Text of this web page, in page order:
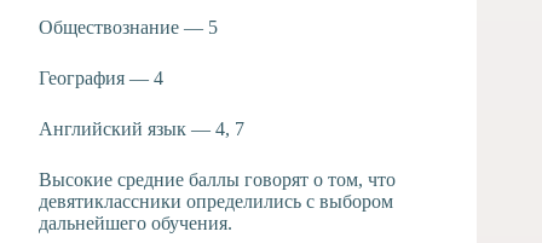
Обществознание — 5
География — 4
Английский язык — 4, 7
Высокие средние баллы говорят о том, что
девятиклассники определились с выбором
дальнейшего обучения.